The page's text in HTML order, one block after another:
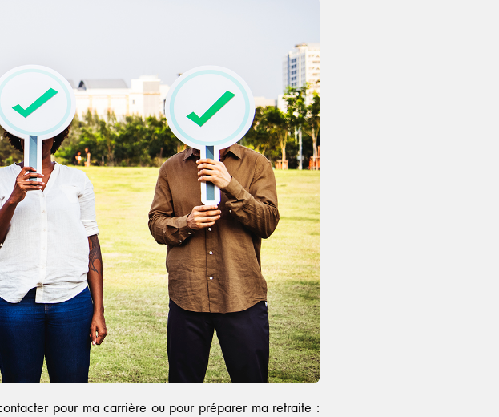
pour ma carrière ou pour préparer ma retraite :